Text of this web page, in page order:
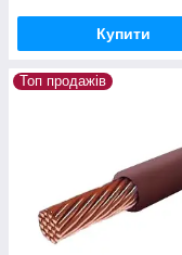
Купити
Топ продажів